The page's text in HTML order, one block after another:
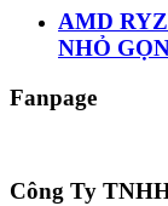
AMD
NHỎ
Fanpage
Công Ty